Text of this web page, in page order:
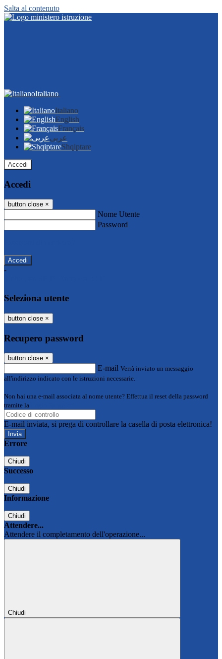
Salta al contenuto
Italiano
Italiano
English
Français
عربى
Shqiptare
Accedi
Accedi
button close ×
Nome Utente
Password
-
Seleziona utente
button close ×
Recupero password
button close ×
E-mail Verrà inviato un messaggio
all'indirizzo indicato con le istruzioni necessarie.
Non hai una e-mail associata al nome utente? Effettua il reset della password
tramite la
E-mail inviata, si prega di controllare la casella di posta elettronica!
Errore
Chiudi
Successo
Chiudi
Informazione
Chiudi
Attendere...
Attendere il completamento dell'operazione...
Chiudi